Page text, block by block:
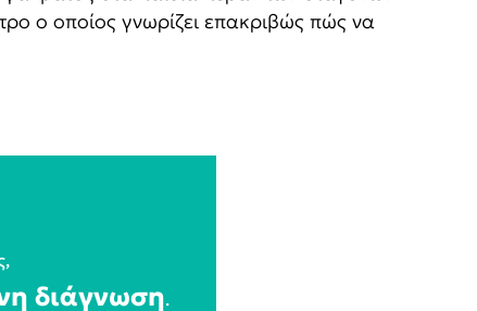
ο οποίος γνωρίζει επακριβώς πώς να
διάγνωση.